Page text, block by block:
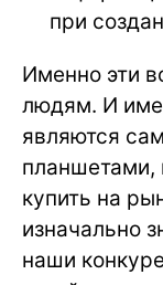
при
Именно эти
людям. И
являются
планшетами,
купить на
изначально
наши